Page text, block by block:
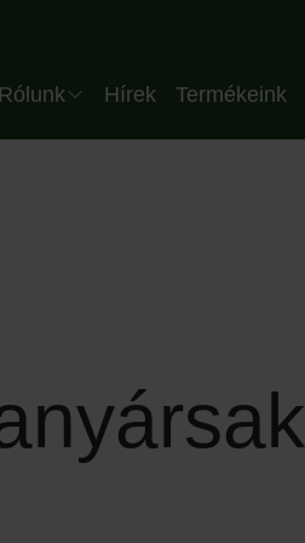
Header HU
Rólunk
Vállalat
Hírek Termékeink